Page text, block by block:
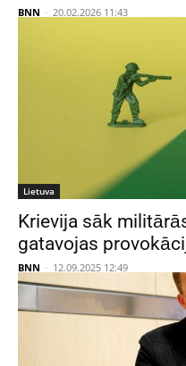
BNN - 20.02.2026 11:43
Lietuva
Krievija sāk
gatavojas
BNN - 12.09.2025 12:49